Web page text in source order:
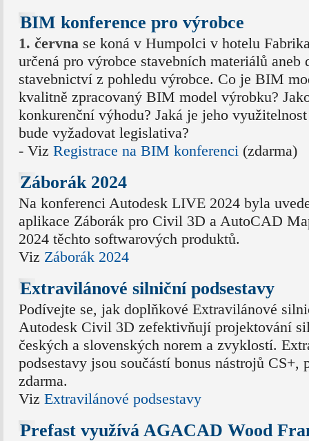
BIM konference pro výrobce
1. června se koná v Humpolci v hotelu
určená pro výrobce stavebních materiálů aneb
stavebnictví z pohledu výrobce. Co je BIM
kvalitně zpracovaný BIM model výrobku?
konkurenční výhodu? Jaká je jeho
bude vyžadovat legislativa?
- Viz Registrace na BIM konferenci (zdarma)
Záborák 2024
Na konferenci Autodesk LIVE 2024 byla
aplikace Záborák pro Civil 3D a AutoCAD
2024 těchto softwarových produktů.
Viz Záborák 2024
Extravilánové silniční podsestavy
Podívejte se, jak doplňkové Extravilánové
Autodesk Civil 3D zefektivňují projektování
českých a slovenských norem a zvyklostí.
podsestavy jsou součástí bonus nástrojů CS+,
zdarma.
Viz Extravilánové podsestavy
Prefast využívá AGACAD Wood